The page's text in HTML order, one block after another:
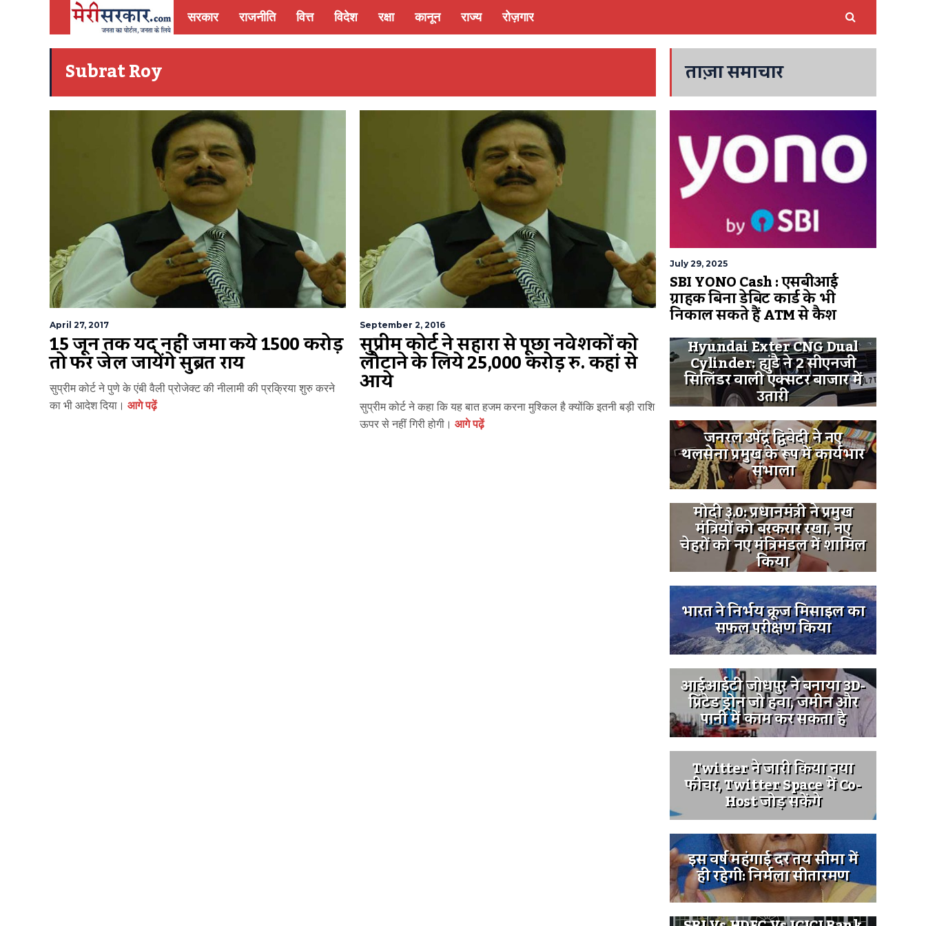
सरकार राजनीति वित्त विदेश रक्षा कानून राज्य रोज़गार
Subrat Roy
April 27, 2017
15 जून तक यदि नहीं जमा किये 1500 करोड़
तो फिर जेल जायेंगे सुब्रत राय
सुप्रीम कोर्ट ने पुणे के एंबी वैली प्रोजेक्ट की नीलामी की प्रक्रिया शुरु करने
का भी आदेश दिया। आगे पढ़ें
September 2, 2016
सुप्रीम कोर्ट ने सहारा से पूछा निवेशकों को
लौटाने के लिये 25,000 करोड़ रु. कहां से
आये
सुप्रीम कोर्ट ने कहा कि यह बात हजम करना मुश्किल है क्योंकि इतनी बड़ी राशि
ऊपर से नहीं गिरी होगी। आगे पढ़ें
ताज़ा समाचार
July 29, 2025
SBI YONO Cash : एसबीआई
ग्राहक बिना डेबिट कार्ड के भी
निकाल सकते हैं ATM से कैश
Hyundai Exter CNG Dual
Cylinder: ह्युंडै ने 2 सीएनजी
सिलिंडर वाली एक्सटर बाजार में
उतारी
जनरल उपेंद्र द्विवेदी ने नए
थलसेना प्रमुख के रूप में कार्यभार
संभाला
मोदी ३.0: प्रधानमंत्री ने प्रमुख
मंत्रियों को बरकरार रखा, नए
चेहरों को नए मंत्रिमंडल में शामिल
किया
भारत ने निर्भय क्रूज मिसाइल का
सफल परीक्षण किया
आईआईटी जोधपुर ने बनाया 3D-
प्रिंटेड ड्रोन जो हवा, जमीन और
पानी में काम कर सकता है
Twitter ने जारी किया नया
फीचर, Twitter Space में Co-
Host जोड़ सकेंगे
इस वर्ष महंगाई दर तय सीमा में
ही रहेगी: निर्मला सीतारमण